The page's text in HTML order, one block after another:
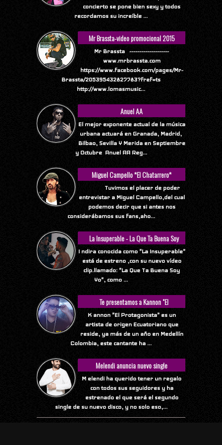
concierto se pone bien sexy y todos
recordamos su increíble ...
Mr Brassta-video promocional 2015
Mr Brassta --------------------
www.mrbrassta.com
https://www.facebook.com/pages/Mr-
Brassta/205395432827783?fref=ts
http://www.lomasmusic...
Anuel AA
El mejor exponente actual de la música
urbana actuará en Granada, Madrid,
Bilbao, Sevilla Y Merida en Septiembre
y Octubre Anuel AA Reg...
Miguel Campello *El Chatarrero*
Tuvimos el placer de poder
entrevistar a Miguel Campello,del cual
podemos decir que si antes nos
considerábamos sus fans,aho...
La Insuperable - La Que Ta Buena Soy
Yo
I ndira conocida como "La Insuperable"
está de estreno ,con su nuevo vídeo
clip.llamado: "La Que Ta Buena Soy
Yo", como ...
Te presentamos a Kannon "El
Protagonista"
K annon "El Protagonista" es un
artista de origen Ecuatoriano que
reside, ya más de un año en Medellín
Colombia, este cantante ha ...
Melendi anuncia nuevo single
M elendi ha querido tener un regalo
con todos sus seguidores y ha
estrenado el que será el segundo
single de su nuevo disco, y no solo eso,...